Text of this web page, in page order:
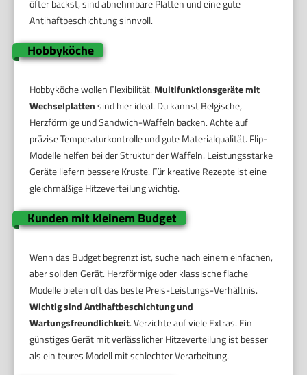
öfter backst, sind abnehmbare Platten und eine gute
Antihaftbeschichtung sinnvoll.
Hobbyköche
Hobbyköche wollen Flexibilität. Multifunktionsgeräte mit
Wechselplattensind hier ideal. Du kannst Belgische,
Herzförmige und Sandwich-Waffeln backen. Achte auf
präzise Temperaturkontrolle und gute Materialqualität. Flip-
Modelle helfen bei der Struktur der Waffeln. Leistungsstarke
Geräte liefern bessere Kruste. Für kreative Rezepte ist eine
gleichmäßige Hitzeverteilung wichtig.
Kunden mit kleinem Budget
Wenn das Budget begrenzt ist, suche nach einem einfachen,
aber soliden Gerät. Herzförmige oder klassische flache
Modelle bieten oft das beste Preis-Leistungs-Verhältnis.
Wichtig sind Antihaftbeschichtung und
Wartungsfreundlichkeit. Verzichte auf viele Extras. Ein
günstiges Gerät mit verlässlicher Hitzeverteilung ist besser
als ein teures Modell mit schlechter Verarbeitung.